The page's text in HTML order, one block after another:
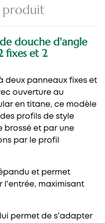
produit
douche d'angle
fixes et 2
deux panneaux fixes et
ouverture au
en titane, ce modèle
profils de style
brossé et par une
par le profil
et permet
l'entrée, maximisant
permet de s'adapter